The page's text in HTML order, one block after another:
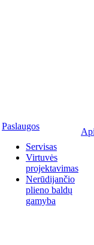
Paslaugos
Servisas
Virtuvės
projektavimas
Nerūdijančio
plieno baldų
gamyba